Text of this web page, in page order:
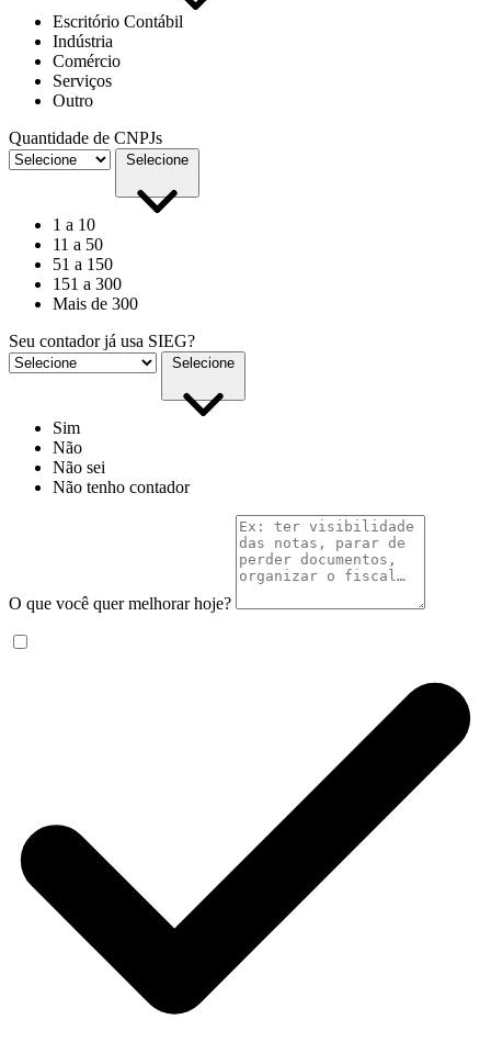
Escritório Contábil
Indústria
Comércio
Serviços
Outro
Quantidade de CNPJs
Selecione
1 a 10
11 a 50
51 a 150
151 a 300
Mais de 300
Seu contador já usa SIEG?
Selecione
Sim
Não
Não sei
Não tenho contador
O que você quer melhorar hoje?